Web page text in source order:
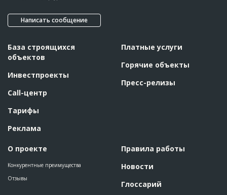
Написать сообщение
База строящихся
объектов
Инвестпроекты
Call-центр
Тарифы
Реклама
О проекте
Конкурентные преимущества
Отзывы
Платные услуги
Горячие объекты
Пресс-релизы
Правила работы
Новости
Глоссарий